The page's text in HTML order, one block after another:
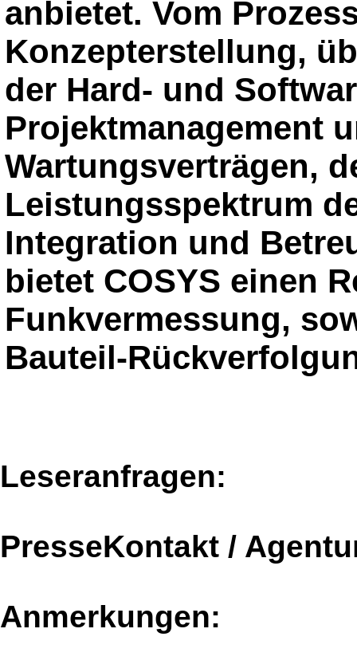
anbietet. Vom
Konzepterstellung,
der Hard- und
Projektmanagement
Wartungsverträgen,
Leistungsspektrum
Integration und
bietet COSYS einen
Funkvermessung,
Bauteil-
Leseranfragen:
PresseKontakt /
Anmerkungen: